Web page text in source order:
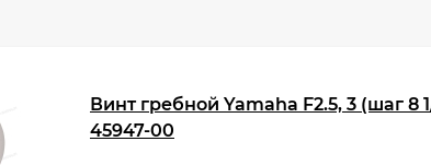
Винт гребной Yamaha F2.5, 3 (шаг 8
45947-00